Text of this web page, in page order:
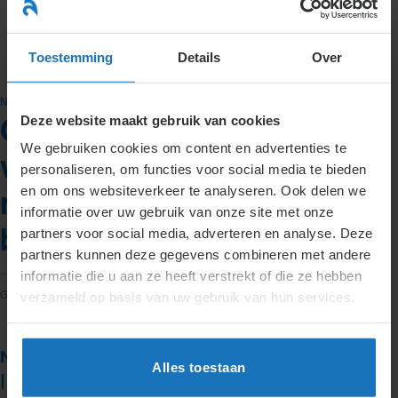
Toestemming Details Over
Deze website maakt gebruik van cookies
We gebruiken cookies om content en advertenties te
personaliseren, om functies voor social media te bieden
en om ons websiteverkeer te analyseren. Ook delen we
informatie over uw gebruik van onze site met onze
partners voor social media, adverteren en analyse. Deze
partners kunnen deze gegevens combineren met andere
informatie die u aan ze heeft verstrekt of die ze hebben
verzameld op basis van uw gebruik van hun services.
Alles toestaan
naar
inhoud
NIEUWS
Gezondere
worstorganisatie door
reorganisatie en dunnere
blikken
GEPLAATST OP6 JULI 2016 DOORIVANKA VAN NETTEN
Nieuws over arbeidsrecht | Datum: 6 juli 2016
| Auteur: Ulli Hoogland